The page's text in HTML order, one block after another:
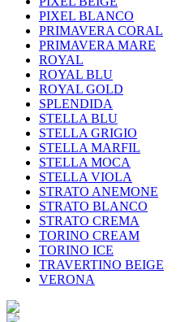
PIXEL BLANCO
PRIMAVERA CORAL
PRIMAVERA MARE
ROYAL
ROYAL BLU
ROYAL GOLD
SPLENDIDA
STELLA BLU
STELLA GRIGIO
STELLA MARFIL
STELLA MOCA
STELLA VIOLA
STRATO ANEMONE
STRATO BLANCO
STRATO CREMA
TORINO CREAM
TORINO ICE
TRAVERTINO BEIGE
VERONA